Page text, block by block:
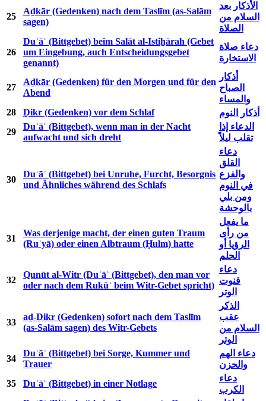
25
Aḏkār (Gedenken) nach dem Taslīm (as-Salām
sagen)
الأذكار بعد
السلام من
الصلاة
26
Duʿāʾ (Bittgebet) beim Salāt al-Istiẖārah (Gebet
um Eingebung, auch Entscheidungsgebet
genannt)
دعاء صلاة
الاستخارة
27
Aḏkār (Gedenken) für den Morgen und für den
Abend
أذكار
الصباح
والمساء
28
Ḏikr (Gedenken) vor dem Schlaf
أذكار النوم
29
Duʿāʾ (Bittgebet), wenn man in der Nacht
aufwacht und sich dreht
الدعاء إذا
تقلب ليلاً
30
Duʿāʾ (Bittgebet) bei Unruhe, Furcht, Besorgnis
und Ähnliches während des Schlafs
دعاء
القلق
والفزع
في النوم
ومن بلي
بالوحشة
31
Was derjenige macht, der einen guten Traum
(Ruʾyā) oder einen Albtraum (Ḥulm) hatte
ما يفعل
من رأى
الرؤيا أو
الحلم
32
Qunūt al-Witr (Duʿāʾ (Bittgebet), den man vor
oder nach dem Rukūʿ beim Witr-Gebet spricht)
دعاء
قنوت
الوتر
33
aḏ-Ḏikr (Gedenken) sofort nach dem Taslīm
(as-Salām sagen) des Witr-Gebets
الذكر
عقب
السلام من
الوتر
34
Duʿāʾ (Bittgebet) bei Sorge, Kummer und
Trauer
دعاء الهم
والحزن
35
Duʿāʾ (Bittgebet) in einer Notlage
دعاء
الكرب